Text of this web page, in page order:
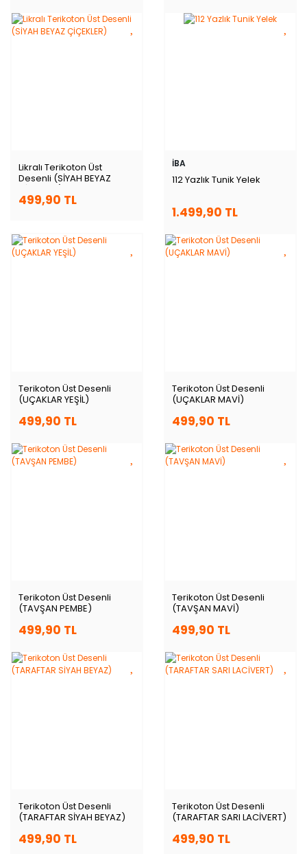
Likralı Terikoton Üst
Desenli (SİYAH BEYAZ
ÇİÇEKLER)
499,90 TL
İBA
112 Yazlık Tunik Yelek
1.499,90 TL
Terikoton Üst Desenli
(UÇAKLAR YEŞİL)
499,90 TL
Terikoton Üst Desenli
(UÇAKLAR MAVİ)
499,90 TL
Terikoton Üst Desenli
(TAVŞAN PEMBE)
499,90 TL
Terikoton Üst Desenli
(TAVŞAN MAVİ)
499,90 TL
Terikoton Üst Desenli
(TARAFTAR SİYAH BEYAZ)
499,90 TL
Terikoton Üst Desenli
(TARAFTAR SARI LACİVERT)
499,90 TL